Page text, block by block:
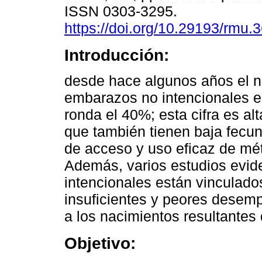
ISSN 0303-3295.
https://doi.org/10.29193/
Introducción:
desde hace algunos años el
embarazos no intencionales
ronda el 40%; esta cifra es
que también tienen baja
de acceso y uso eficaz de
Además, varios estudios
intencionales están
insuficientes y peores
a los nacimientos
Objetivo: